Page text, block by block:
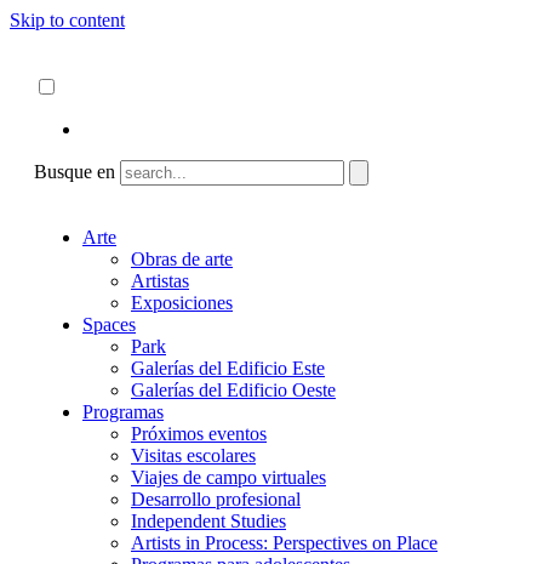
Skip to content
Busque en
Arte
Obras de arte
Artistas
Exposiciones
Spaces
Park
Galerías del Edificio Este
Galerías del Edificio Oeste
Programas
Próximos eventos
Visitas escolares
Viajes de campo virtuales
Desarrollo profesional
Independent Studies
Artists in Process: Perspectives on Place